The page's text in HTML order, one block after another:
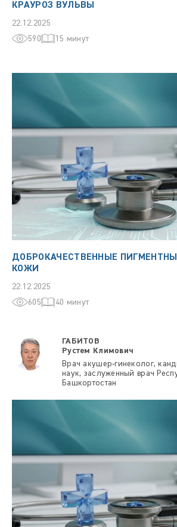
КРАУРОЗ ВУЛЬВЫ
22.12.2025
590
15 минут
ДОБРОКАЧЕСТВЕННЫЕ
КОЖИ
22.12.2025
605
40 минут
ГАБИТОВ
Рустем Климович
Врач акушер-гинеколог,
наук, заслуженный врач
Башкортостан